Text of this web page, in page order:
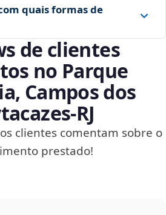
quais formas de
de clientes
no Parque
Campos dos
clientes comentam sobre o
prestado!